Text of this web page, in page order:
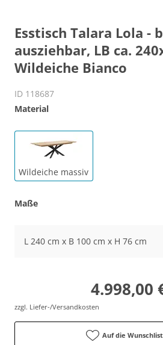
Esstisch Talara Lola -
ausziehbar, LB ca.
Wildeiche Bianco
ID 118687
Material
Wildeiche massiv
Maße
L 240 cm x B 100 cm x H 76 cm
4.998,00
zzgl. Liefer-/Versandkosten
Auf die